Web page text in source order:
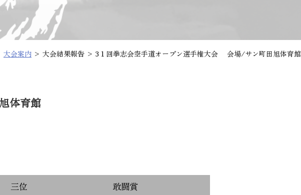
大会案内 > 大会結果報告 > 3１回拳志会空手道オープン選手権大会 会場/サン町田旭体育館
体育館
三位 敢闘賞